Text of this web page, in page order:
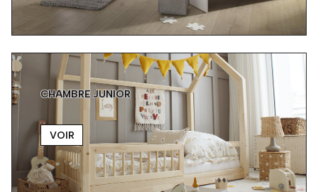
CHAMBRE JUNIOR
VOIR